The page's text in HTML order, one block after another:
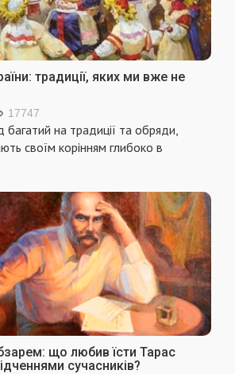
традиції, яких ми вже не
17747
багатий на традиції та обряди,
своїм корінням глибоко в
що любив їсти Тарас
сучасників?